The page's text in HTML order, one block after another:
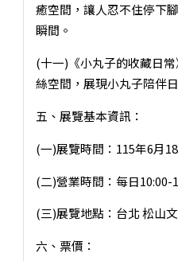
癒空間，讓人忍不住停下
瞬間。
(十一)《小丸子的收藏日
絲空間，展現小丸子陪伴
五、展覽基本資訊：
(一)展覽時間：115年6月
(二)營業時間：每日10:00-
(三)展覽地點：台北 松山
六、票價：